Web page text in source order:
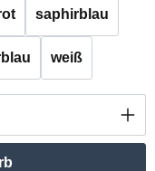
saphirblau
weiß